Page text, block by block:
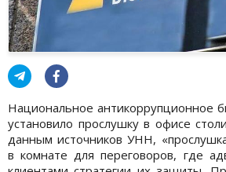
Национальное антикоррупционное
установило прослушку в офисе
данным источников УНН,
в комнате для переговоров, где